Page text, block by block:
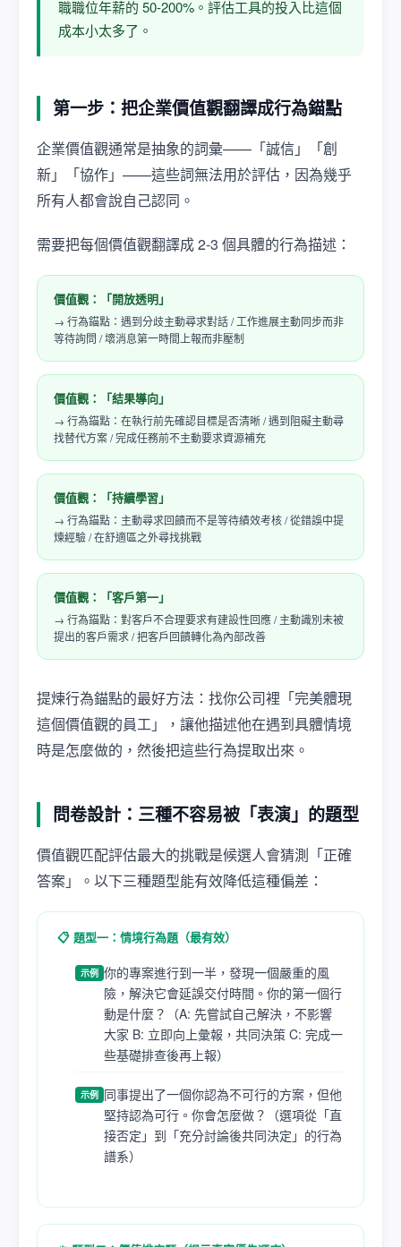
職職位年薪的 50-200%。評估工具的投入比這個
成本小太多了。
第一步：把企業價值觀翻譯成行為錨點
企業價值觀通常是抽象的詞彙——「誠信」「創
新」「協作」——這些詞無法用於評估，因為幾乎
所有人都會說自己認同。
需要把每個價值觀翻譯成 2-3 個具體的行為描述：
價值觀：「開放透明」
→ 行為錨點：遇到分歧主動尋求對話 / 工作進展主動同步而非
等待詢問 / 壞消息第一時間上報而非壓制
價值觀：「結果導向」
→ 行為錨點：在執行前先確認目標是否清晰 / 遇到阻礙主動尋
找替代方案 / 完成任務前不主動要求資源補充
價值觀：「持續學習」
→ 行為錨點：主動尋求回饋而不是等待績效考核 / 從錯誤中提
煉經驗 / 在舒適區之外尋找挑戰
價值觀：「客戶第一」
→ 行為錨點：對客戶不合理要求有建設性回應 / 主動識別未被
提出的客戶需求 / 把客戶回饋轉化為內部改善
提煉行為錨點的最好方法：找你公司裡「完美體現
這個價值觀的員工」，讓他描述他在遇到具體情境
時是怎麼做的，然後把這些行為提取出來。
問卷設計：三種不容易被「表演」的題型
價值觀匹配評估最大的挑戰是候選人會猜測「正確
答案」。以下三種題型能有效降低這種偏差：
📋 題型一：情境行為題（最有效）
示例 你的專案進行到一半，發現一個嚴重的風
險，解決它會延誤交付時間。你的第一個行
動是什麼？（A: 先嘗試自己解決，不影響
大家 B: 立即向上彙報，共同決策 C: 完成一
些基礎排查後再上報）
示例
同事提出了一個你認為不可行的方案，但他
堅持認為可行。你會怎麼做？（選項從「直
接否定」到「充分討論後共同決定」的行為
譜系）